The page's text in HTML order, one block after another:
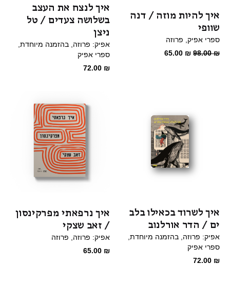
איך להיות מוזה / דנה
שוופי
ספרי אפיק פרוזה
98.00₪
המחיר
65.00 ₪
המחיר
איך לנצח את העצב
בשלושה צעדים / טל
ניצן
אפיק: פרוזה בהזמנה מיוחדת
ספרי אפיק
72.00 ₪
איך לשרוד בכאילו בלב
ים / הדר אורלנוב
אפיק: פרוזה בהזמנה מיוחדת
ספרי אפיק
72.00 ₪
איך נרפאתי מפרקינסון
/ זאב שצקי
אפיק: פרוזה
פרוזה
65.00 ₪